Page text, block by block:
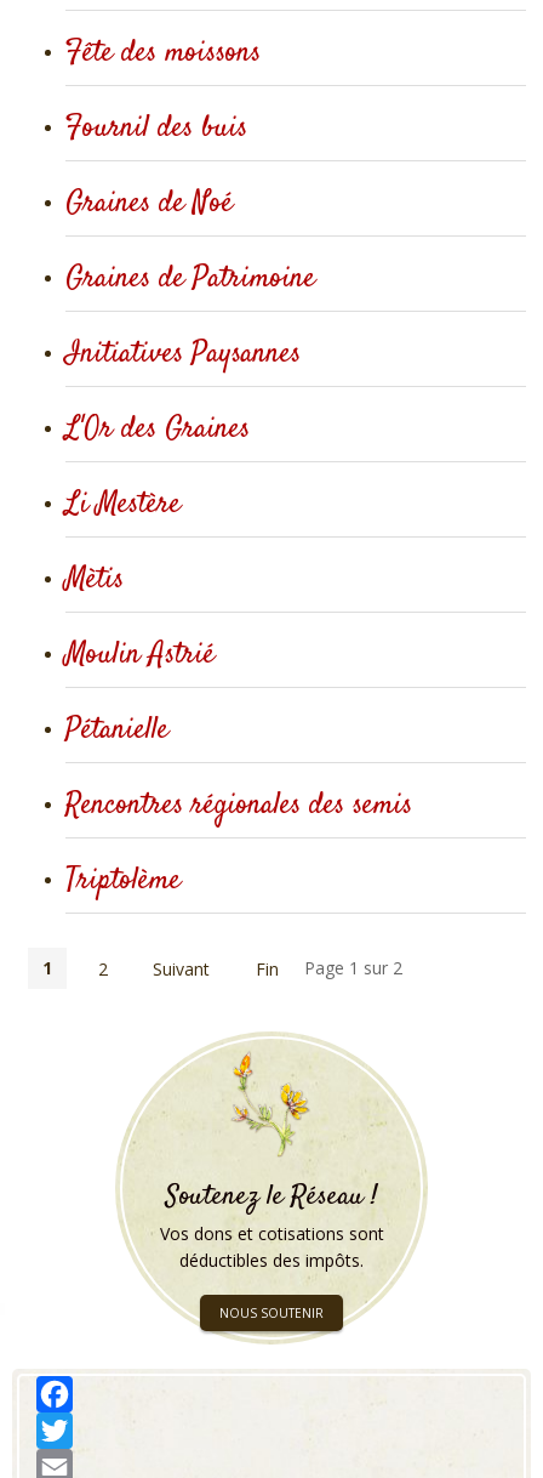
Fête des moissons
Fournil des buis
Graines de Noé
Graines de Patrimoine
Initiatives Paysannes
L'Or des Graines
Li Mestère
Mètis
Moulin Astrié
Pétanielle
Rencontres régionales des semis
Triptolème
Page 1 sur 2
1 2 Suivant Fin
Soutenez le Réseau !
Vos dons et cotisations sont
déductibles des impôts.
NOUS SOUTENIR
Facebook
Twitter